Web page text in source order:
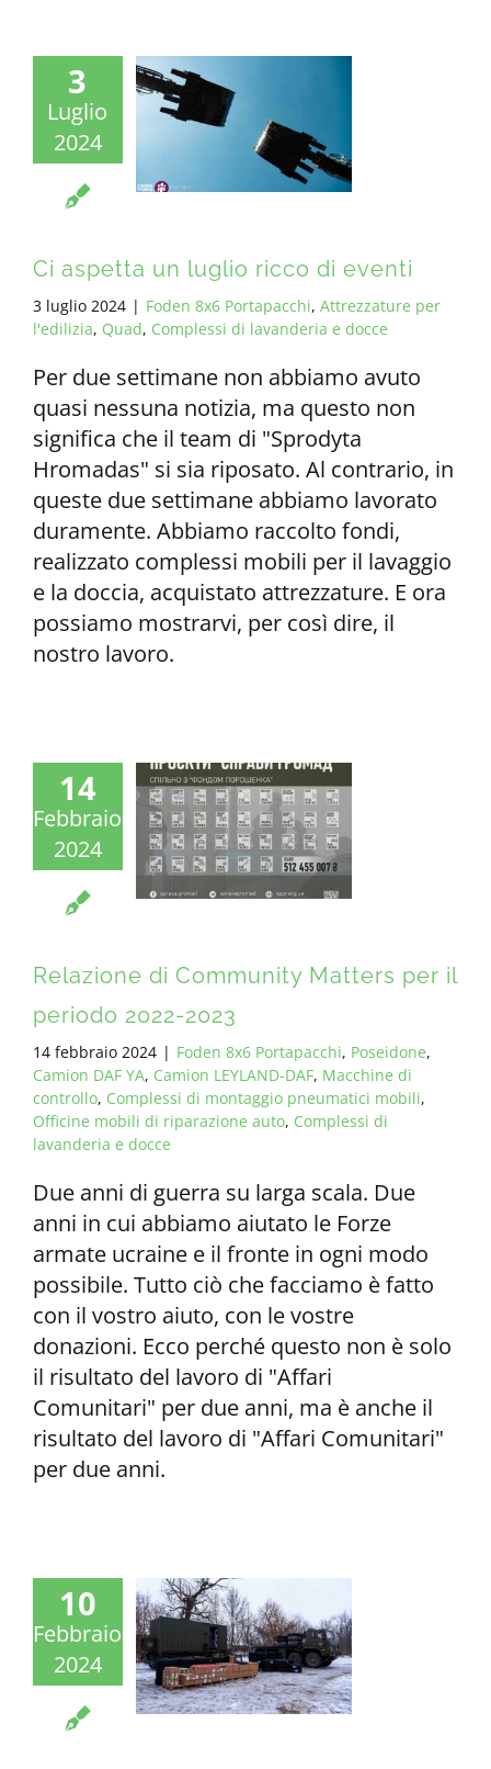
3
Luglio
2024
Ci aspetta un luglio ricco di eventi
3 luglio 2024 | Foden 8x6 Portapacchi, Attrezzature per
l'edilizia, Quad, Complessi di lavanderia e docce
Per due settimane non abbiamo avuto
quasi nessuna notizia, ma questo non
significa che il team di "Sprodyta
Hromadas" si sia riposato. Al contrario, in
queste due settimane abbiamo lavorato
duramente. Abbiamo raccolto fondi,
realizzato complessi mobili per il lavaggio
e la doccia, acquistato attrezzature. E ora
possiamo mostrarvi, per così dire, il
nostro lavoro.
14
Febbraio
2024
Relazione di Community Matters per il
periodo 2022-2023
14 febbraio 2024 | Foden 8x6 Portapacchi, Poseidone,
Camion DAF YA, Camion LEYLAND-DAF, Macchine di
controllo, Complessi di montaggio pneumatici mobili,
Officine mobili di riparazione auto, Complessi di
lavanderia e docce
Due anni di guerra su larga scala. Due
anni in cui abbiamo aiutato le Forze
armate ucraine e il fronte in ogni modo
possibile. Tutto ciò che facciamo è fatto
con il vostro aiuto, con le vostre
donazioni. Ecco perché questo non è solo
il risultato del lavoro di "Affari
Comunitari" per due anni, ma è anche il
risultato del lavoro di "Affari Comunitari"
per due anni.
10
Febbraio
2024